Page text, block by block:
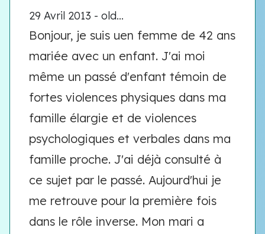
29 Avril 2013 - old...
Bonjour, je suis uen femme de 42 ans
mariée avec un enfant. J'ai moi
même un passé d'enfant témoin de
fortes violences physiques dans ma
famille élargie et de violences
psychologiques et verbales dans ma
famille proche. J'ai déjà consulté à
ce sujet par le passé. Aujourd'hui je
me retrouve pour la première fois
dans le rôle inverse. Mon mari a